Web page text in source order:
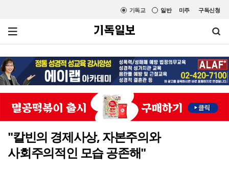
미주 구독신청
일반
기독교
"칼빈의 경제사상, 자본주의와
사회주의적인 모습 공존해"